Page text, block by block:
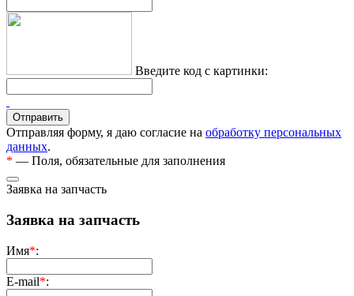
Введите код с картинки:
Отправляя форму, я даю согласие на обработку персональных
данных.
* — Поля, обязательные для заполнения
Заявка на запчасть
Заявка на запчасть
Имя*:
E-mail*: